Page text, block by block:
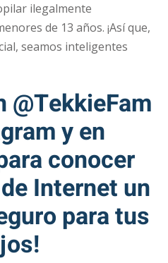
ilegalmente
de 13 años. ¡Así que,
seamos inteligentes
@TekkieFam
y en
conocer
Internet un
para tus